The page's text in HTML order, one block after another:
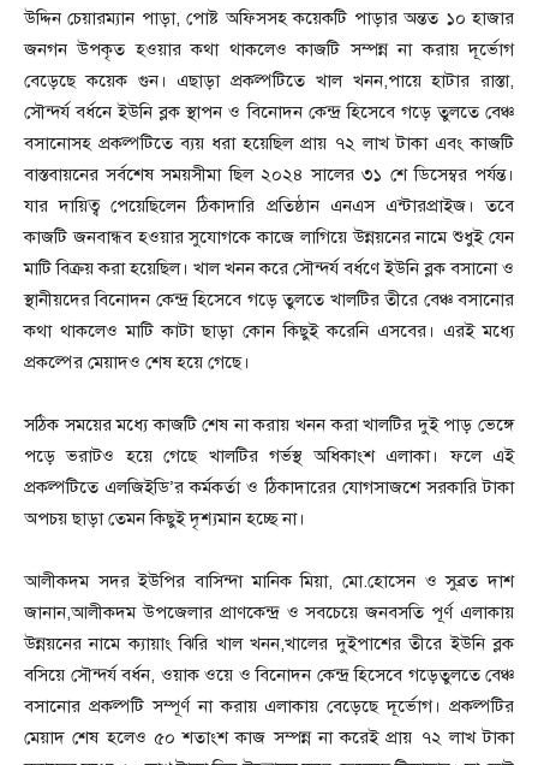
উদ্দিন চেয়ারম্যান পাড়া, পোষ্ট অফিসসহ কয়েকটি পাড়ার অন্তত ১০ হাজার
জনগন উপকৃত হওয়ার কথা থাকলেও কাজটি সম্পন্ন না করায় দূর্ভোগ
বেড়েছে কয়েক গুন। এছাড়া প্রকল্পটিতে খাল খনন,পায়ে হাটার রাস্তা,
সৌন্দর্য বর্ধনে ইউনি ব্লক স্থাপন ও বিনোদন কেন্দ্র হিসেবে গড়ে তুলতে বেঞ্চ
বসানোসহ প্রকল্পটিতে ব্যয় ধরা হয়েছিল প্রায় ৭২ লাখ টাকা এবং কাজটি
বাস্তবায়নের সর্বশেষ সময়সীমা ছিল ২০২৪ সালের ৩১ শে ডিসেম্বর পর্যন্ত।
যার দায়িত্ব পেয়েছিলেন ঠিকাদারি প্রতিষ্ঠান এনএস এন্টারপ্রাইজ। তবে
কাজটি জনবান্ধব হওয়ার সুযোগকে কাজে লাগিয়ে উন্নয়নের নামে শুধুই যেন
মাটি বিক্রয় করা হয়েছিল। খাল খনন করে সৌন্দর্য বর্ধণে ইউনি ব্লক বসানো ও
স্থানীয়দের বিনোদন কেন্দ্র হিসেবে গড়ে তুলতে খালটির তীরে বেঞ্চ বসানোর
কথা থাকলেও মাটি কাটা ছাড়া কোন কিছুই করেনি এসবের। এরই মধ্যে
প্রকল্পের মেয়াদও শেষ হয়ে গেছে।
সঠিক সময়ের মধ্যে কাজটি শেষ না করায় খনন করা খালটির দুই পাড় ভেঙ্গে
পড়ে ভরাটও হয়ে গেছে খালটির গর্ভস্থ অধিকাংশ এলাকা। ফলে এই
প্রকল্পটিতে এলজিইডি’র কর্মকর্তা ও ঠিকাদারের যোগসাজশে সরকারি টাকা
অপচয় ছাড়া তেমন কিছুই দৃশ্যমান হচ্ছে না।
আলীকদম সদর ইউপির বাসিন্দা মানিক মিয়া, মো.হোসেন ও সুব্রত দাশ
জানান,আলীকদম উপজেলার প্রাণকেন্দ্র ও সবচেয়ে জনবসতি পূর্ণ এলাকায়
উন্নয়নের নামে ক্যায়াং ঝিরি খাল খনন,খালের দুইপাশের তীরে ইউনি ব্লক
বসিয়ে সৌন্দর্য বর্ধন, ওয়াক ওয়ে ও বিনোদন কেন্দ্র হিসেবে গড়েতুলতে বেঞ্চ
বসানোর প্রকল্পটি সম্পূর্ণ না করায় এলাকায় বেড়েছে দূর্ভোগ। প্রকল্পটির
মেয়াদ শেষ হলেও ৫০ শতাংশ কাজ সম্পন্ন না করেই প্রায় ৭২ লাখ টাকা